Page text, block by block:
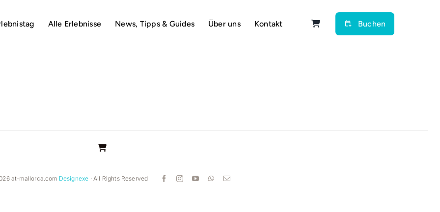
Alle Erlebnisse News, Tipps & Guides Über uns Kontakt Buchen
at-mallorca.com Designexe · All Rights Reserved